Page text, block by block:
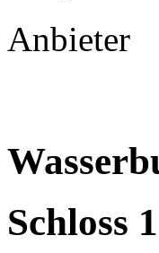
Anbieter
Schloss 1